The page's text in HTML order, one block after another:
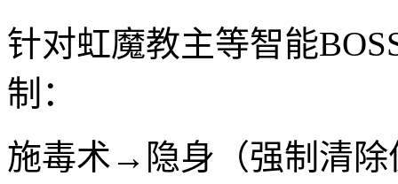
针对虹魔教主等智能
制：
施毒术→隐身（强制清